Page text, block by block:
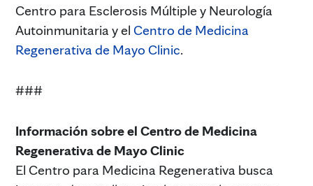
Centro para Esclerosis Múltiple y Neurología
Autoinmunitaria y el Centro de Medicina
Regenerativa de Mayo Clinic.
###
Información sobre el Centro de Medicina
Regenerativa de Mayo Clinic
El Centro para Medicina Regenerativa busca